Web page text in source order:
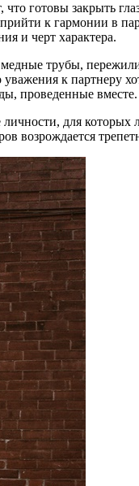
готовы закрыть
к гармонии в
и черт характера.
трубы,
к партнеру
проведенные вместе.
для
возрождается